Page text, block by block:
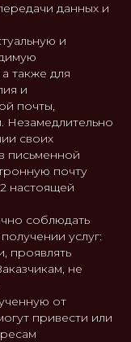
данных и
и
также для
и
почты,
Незамедлительно
своих
письменной
почту
настоящей
соблюдать
услуг:
проявлять
не
от
привести или